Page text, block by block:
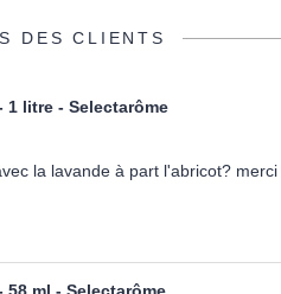
DES CLIENTS
litre - Selectarôme
la lavande à part l'abricot?